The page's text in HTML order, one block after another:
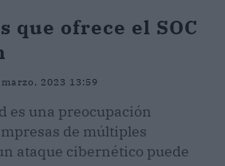
que ofrece el SOC
marzo, 2023 13:59
es una preocupación
de múltiples
ataque cibernético puede